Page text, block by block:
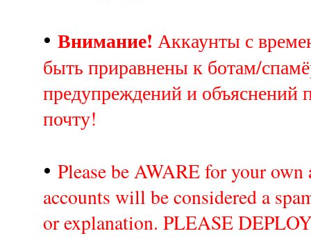
• Внимание! Аккаунты с
быть приравнены к ботам/
предупреждений и объяснений
почту!
• Please be AWARE for your
accounts will be considered a
or explanation. PLEASE